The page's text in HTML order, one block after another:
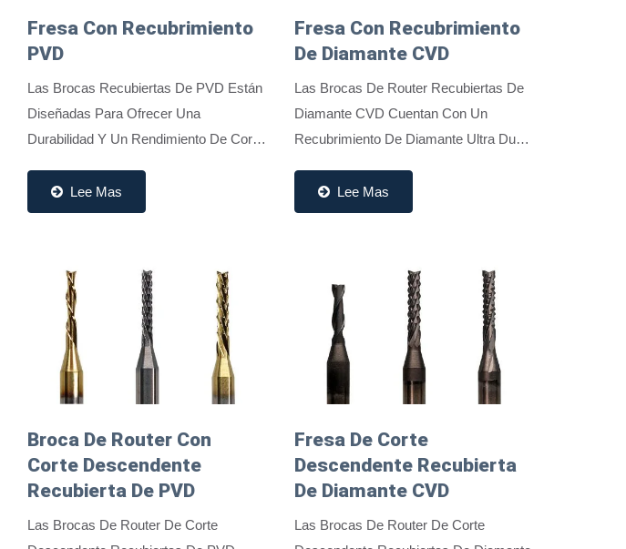
Fresa Con Recubrimiento
PVD
Las Brocas Recubiertas De PVD Están
Diseñadas Para Ofrecer Una
Durabilidad Y Un Rendimiento De Corte
Avanzado Reduce La Fricción Y La
Generación De Calor, Asegurando...
Lee Mas
Fresa Con Recubrimiento
De Diamante CVD
Las Brocas De Router Recubiertas De
Diamante CVD Cuentan Con Un
Recubrimiento De Diamante Ultra Duro
Resistencia Al Desgaste Y Estabilidad
Térmica. Diseñadas Para Mecanizar...
Lee Mas
Broca De Router Con
Corte Descendente
Recubierta De PVD
Las Brocas De Router De Corte
Fresa De Corte
Descendente Recubierta
De Diamante CVD
Las Brocas De Router De Corte